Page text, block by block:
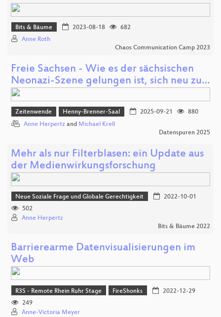
Bits & Bäume 2023-08-18
682
Anne Roth
Chaos Communication Camp 2023
Freie Sachsen - Wie es der sächsischen
Neonazi-Szene gelungen ist, sich neu zu…
Zeitenwende Henny-Brenner-Saal 2025-09-21
880
Anne Herpertz and Michael Krell
Datenspuren 2025
Mehr als nur Filterblasen: ein Update aus
der Medienwirkungsforschung
Neue Soziale Frage und Globale Gerechtigkeit
2022-10-01
502
Anne Herpertz
Bits & Bäume 2022
Barrierearme Datenvisualisierungen im
Web
R3S - Remote Rhein Ruhr Stage FireShonks
2022-12-29
249
Anne-Victoria Meyer